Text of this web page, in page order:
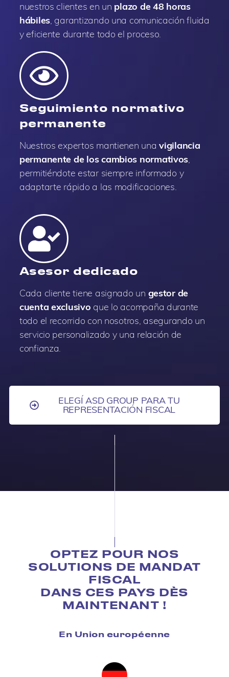
nuestros clientes en un plazo de 48 horas
hábiles, garantizando una comunicación fluida
y eficiente durante todo el proceso.
Seguimiento normativo
permanente
Nuestros expertos mantienen unavigilancia
permanente de los cambios normativos,
permitiéndote estar siempre informado y
adaptarte rápido a las modificaciones.
Asesor dedicado
Cada cliente tiene asignado un gestor de
cuenta exclusivo que lo acompaña durante
todo el recorrido con nosotros, asegurando un
servicio personalizado y una relación de
confianza.
ELEGÍ ASD GROUP PARA TU
REPRESENTACIÓN FISCAL
OPTEZ POUR NOS
SOLUTIONS DE MANDAT
FISCAL
DANS CES PAYS DÈS
MAINTENANT !
En Union européenne